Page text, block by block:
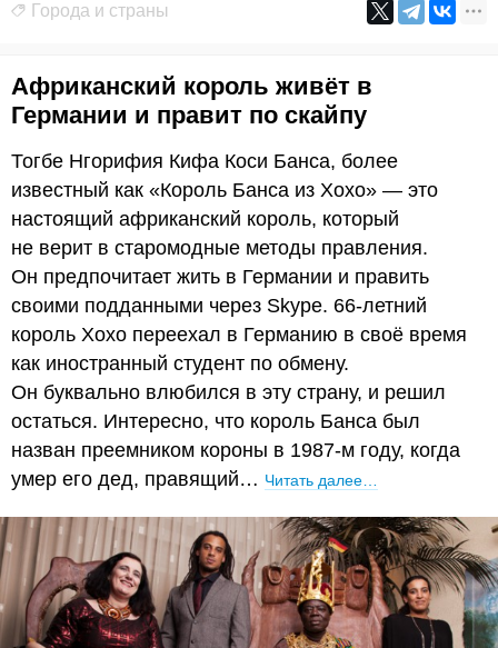
Города и страны
Африканский король живёт в
Германии и правит по скайпу
Тогбе Нгорифия Кифа Коси Банса, более
известный как «Король Банса из Хохо» — это
настоящий африканский король, который
не верит в старомодные методы правления.
Он предпочитает жить в Германии и править
своими подданными через Skype. 66-летний
король Хохо переехал в Германию в своё время
как иностранный студент по обмену.
Он буквально влюбился в эту страну, и решил
остаться. Интересно, что король Банса был
назван преемником короны в 1987-м году, когда
умер его дед, правящий… Читать далее…